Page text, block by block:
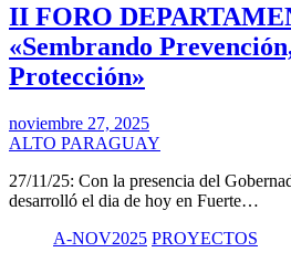
II FORO
«Sembrando
Protección»
noviembre 27, 2025
ALTO PARAGUAY
27/11/25: Con la presencia del
desarrolló el dia de hoy en Fuerte…
A-NOV2025 PROYECTOS